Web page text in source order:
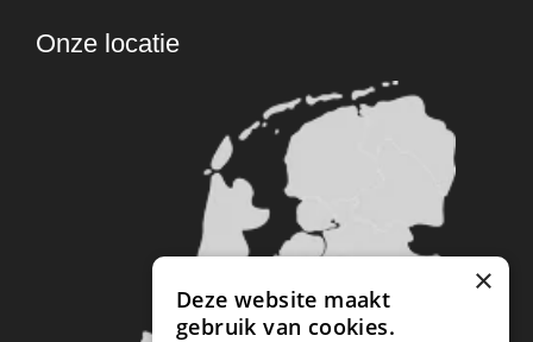
Onze locatie
×
Deze website maakt
gebruik van cookies.